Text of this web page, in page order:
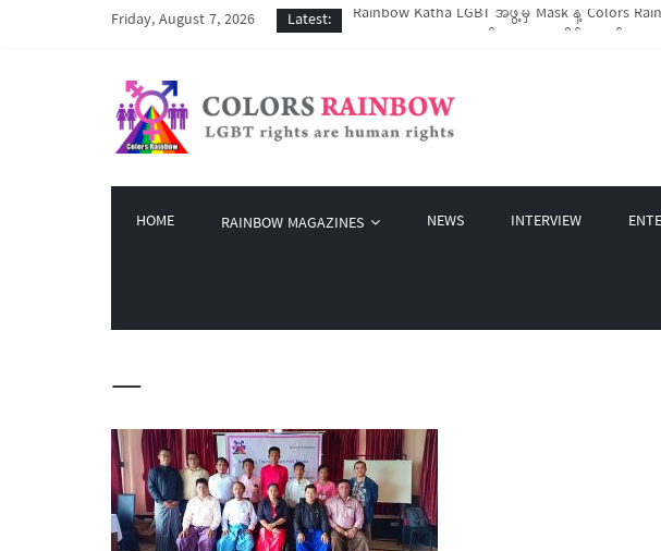
Friday, August 7, 2026 Latest:
COVID-19 ကာလအတွင်း LGBTIQ အိမ်ထောင်စု (၁
Colors Rainbow မှ စက်တင်ဘာလအတွင်း အွန်လိုင်
HOME RAINBOW MAGAZINES NEWS INTERVIEW
—